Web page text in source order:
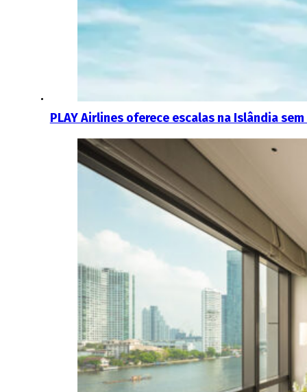
PLAY Airlines oferece escalas na Islândia